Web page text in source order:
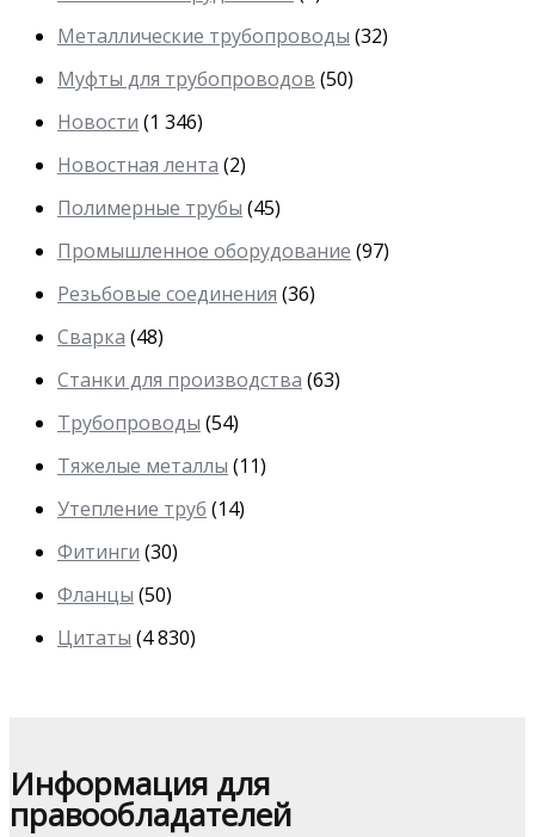
Металлические трубопроводы (32)
Муфты для трубопроводов (50)
Новости (1 346)
Новостная лента (2)
Полимерные трубы (45)
Промышленное оборудование (97)
Резьбовые соединения (36)
Сварка (48)
Станки для производства (63)
Трубопроводы (54)
Тяжелые металлы (11)
Утепление труб (14)
Фитинги (30)
Фланцы (50)
Цитаты (4 830)
Информация для
правообладателей